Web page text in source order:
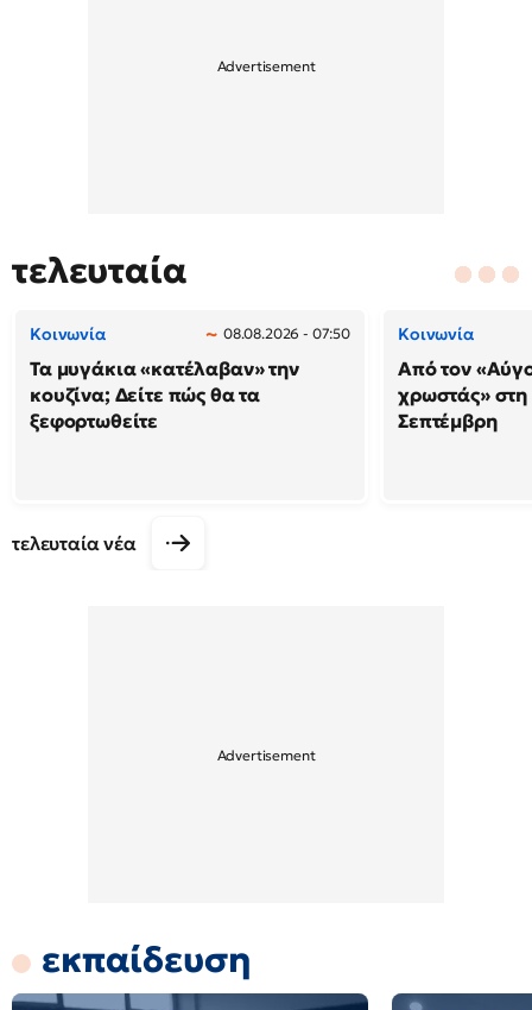
τελευταία
Κοινωνία 08.08.2026 - 07:50
Τα μυγάκια «κατέλαβαν» την
κουζίνα; Δείτε πώς θα τα
ξεφορτωθείτε
Κοινωνία
Από τον
χρωστάς»
Σεπτέμβρη
τελευταία νέα
εκπαίδευση